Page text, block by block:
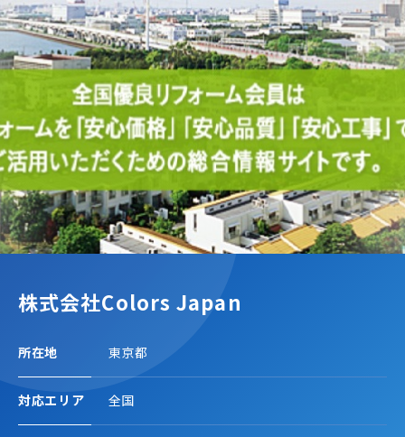
株式会社Colors Japan
所在地 東京都
対応エリア 全国